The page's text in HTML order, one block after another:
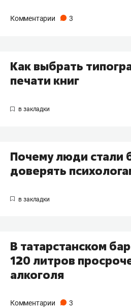
Комментарии 3
Как выбрать
печати книг
Почему люди стали
доверять
В татарстанском
120 литров
алкоголя
Комментарии 3